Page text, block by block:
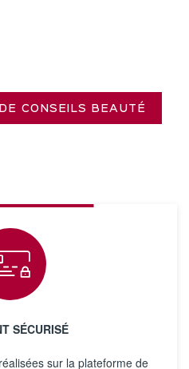
CONSEILS BEAUTÉ
SÉCURISÉ
sur la plateforme de